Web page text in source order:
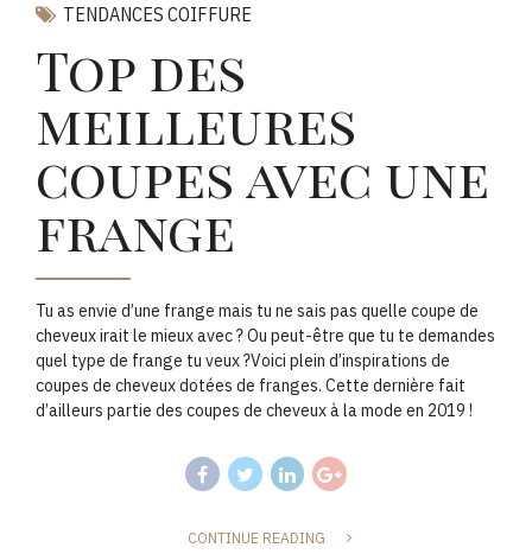
TENDANCES COIFFURE
Top des
meilleures
coupes avec une
frange
Tu as envie d’une frange mais tu ne sais pas quelle coupe de
cheveux irait le mieux avec ? Ou peut-être que tu te demandes
quel type de frange tu veux ?Voici plein d’inspirations de
coupes de cheveux dotées de franges. Cette dernière fait
d’ailleurs partie des coupes de cheveux à la mode en 2019 !
CONTINUE READING